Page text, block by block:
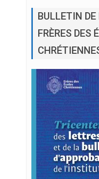
BULLETIN
FRÈRES DES